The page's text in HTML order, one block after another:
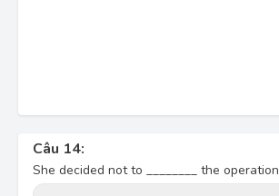
Câu 14:
She decided not to ________ the operation